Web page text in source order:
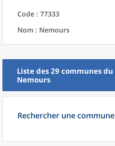
Code : 77333
Nom : Nemours
Liste des 29 communes du
Nemours
Rechercher une commune